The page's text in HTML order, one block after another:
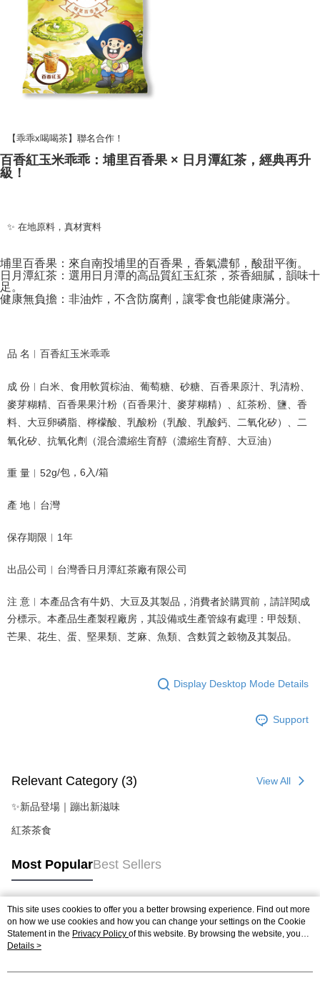
【乖乖x喝喝茶】聯名合作！
百香紅玉米乖乖：埔里百香果 × 日月潭紅茶，經典再升
級！
✨ 在地原料，真材實料
埔里百香果：來自南投埔里的百香果，香氣濃郁，酸甜平衡。
日月潭紅茶：選用日月潭的高品質紅玉紅茶，茶香細膩，韻味十
足。
健康無負擔：非油炸，不含防腐劑，讓零食也能健康滿分。
品 名︱百香紅玉米乖乖
成 份︱白米、食用軟質棕油、葡萄糖、砂糖、百香果原汁、乳清粉、
麥芽糊精、百香果果汁粉（百香果汁、麥芽糊精）、紅茶粉、鹽、香
料、大豆卵磷脂、檸檬酸、乳酸粉（乳酸、乳酸鈣、二氧化矽）、二
氧化矽、抗氧化劑（混合濃縮生育醇（濃縮生育醇、大豆油）
重 量︱52g/包，6入/箱
產 地︱台灣
保存期限︱1年
出品公司︱台灣香日月潭紅茶廠有限公司
注 意︱本產品含有牛奶、大豆及其製品 ，消費者於購買前，請詳閱成
分標示。本產品生產製程廠房，其設備或生產管線有處理：甲殼類、
芒果、花生、蛋、堅果類、芝麻、 魚類 含麩質之穀物及其製品。
Display Desktop Mode Details
Support
Relevant Category (3) View All
✨新品登場｜蹦出新滋味
紅茶茶食
Most PopularBest Sellers
Popular Tags
This site uses cookies to offer you a better browsing experience. Find out more
on how we use cookies and how you can change your settings on the Cookie
Statement in the Privacy Policy of this website. By browsing the website, you
agree to our use of cookies as described in our Cookie Statement.
Details >